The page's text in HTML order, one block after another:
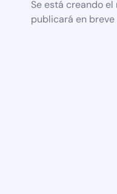
Se está creando
publicará en breve